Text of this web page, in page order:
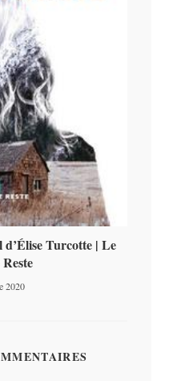
Turcotte | Le
2020